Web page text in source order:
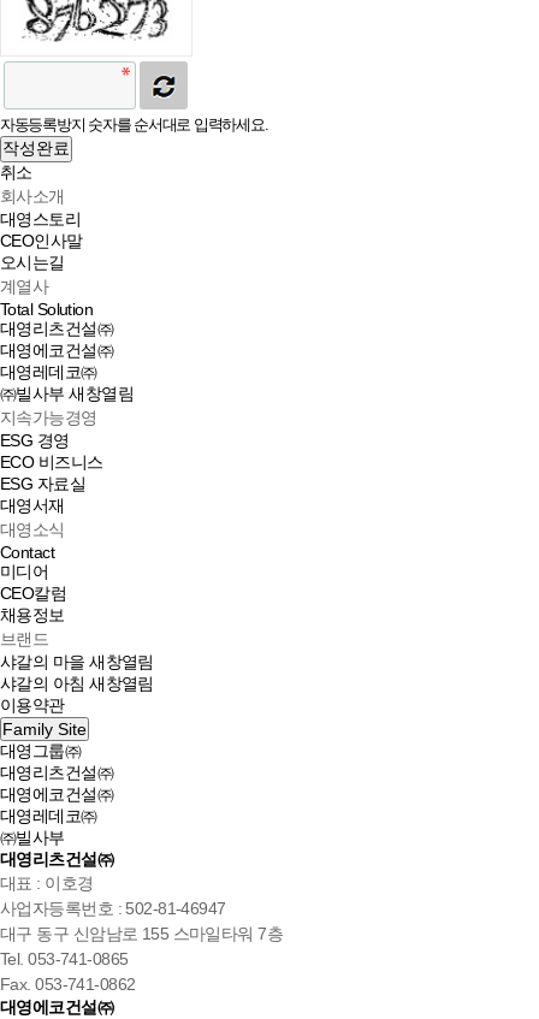
자동등록방지 숫자를 순서대로 입력하세요.
작성완료
취소
회사소개
대영스토리
CEO인사말
오시는길
계열사
Total Solution
대영리츠건설㈜
대영에코건설㈜
대영레데코㈜
㈜빌사부새창열림
지속가능경영
ESG 경영
ECO 비즈니스
ESG 자료실
대영서재
대영소식
Contact
미디어
CEO칼럼
채용정보
브랜드
샤갈의 마을새창열림
샤갈의 아침새창열림
이용약관
Family Site
대영그룹㈜
대영리츠건설㈜
대영에코건설㈜
대영레데코㈜
㈜빌사부
대영리츠건설㈜
대표 : 이호경
사업자등록번호 : 502-81-46947
대구 동구 신암남로 155 스마일타워 7층
Tel. 053-741-0865
Fax. 053-741-0862
대영에코건설㈜